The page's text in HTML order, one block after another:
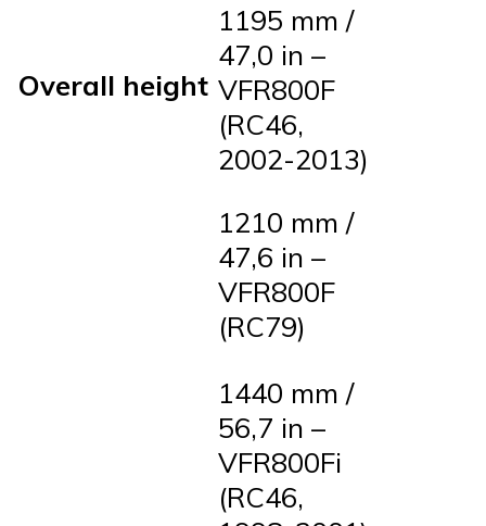
Overall height
1195 mm /
47,0 in –
VFR800F
(RC46,
2002-2013)
1210 mm /
47,6 in –
VFR800F
(RC79)
1440 mm /
56,7 in –
VFR800Fi
(RC46,